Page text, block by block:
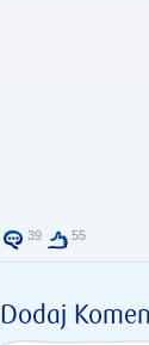
39 55
Dodaj